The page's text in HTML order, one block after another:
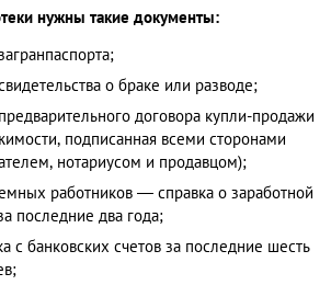
нужны такие документы:
о браке или разводе;
договора купли-продажи
подписанная всеми сторонами
нотариусом и продавцом);
работников — справка о заработной
последние два года;
с банковских счетов за последние шесть